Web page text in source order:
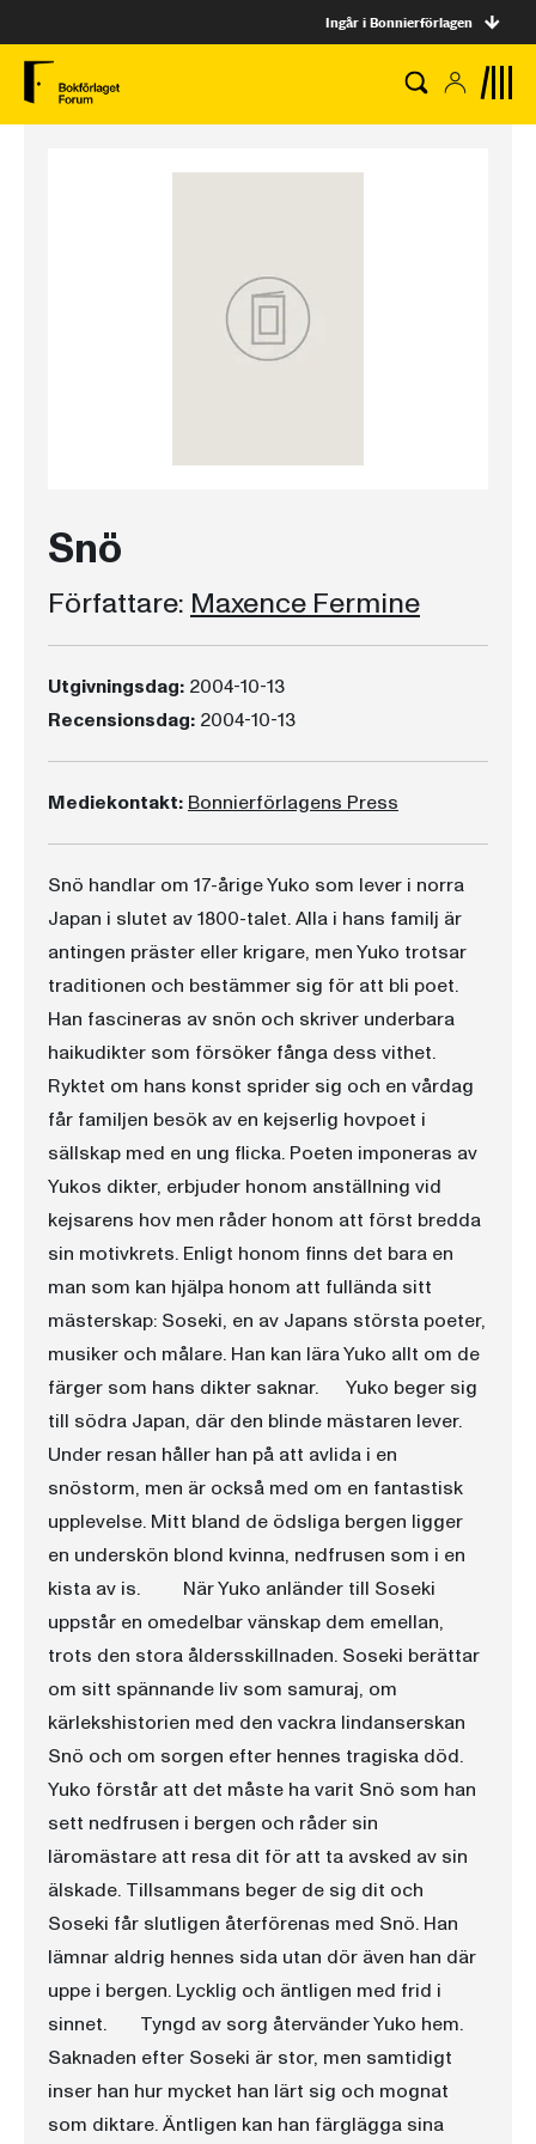
Ingår i Bonnierförlagen
Snö
Författare: Maxence Fermine
Utgivningsdag: 2004-10-13
Recensionsdag: 2004-10-13
Mediekontakt: Bonnierförlagens Press
Snö handlar om 17-årige Yuko som lever i norra
Japan i slutet av 1800-talet. Alla i hans familj är
antingen präster eller krigare, men Yuko trotsar
traditionen och bestämmer sig för att bli poet.
Han fascineras av snön och skriver underbara
haikudikter som försöker fånga dess vithet.
Ryktet om hans konst sprider sig och en vårdag
får familjen besök av en kejserlig hovpoet i
sällskap med en ung flicka. Poeten imponeras av
Yukos dikter, erbjuder honom anställning vid
kejsarens hov men råder honom att först bredda
sin motivkrets. Enligt honom finns det bara en
man som kan hjälpa honom att fullända sitt
mästerskap: Soseki, en av Japans största poeter,
musiker och målare. Han kan lära Yuko allt om de
färger som hans dikter saknar. Yuko beger sig
till södra Japan, där den blinde mästaren lever.
Under resan håller han på att avlida i en
snöstorm, men är också med om en fantastisk
upplevelse. Mitt bland de ödsliga bergen ligger
en underskön blond kvinna, nedfrusen som i en
kista av is. När Yuko anländer till Soseki
uppstår en omedelbar vänskap dem emellan,
trots den stora åldersskillnaden. Soseki berättar
om sitt spännande liv som samuraj, om
kärlekshistorien med den vackra lindanserskan
Snö och om sorgen efter hennes tragiska död.
Yuko förstår att det måste ha varit Snö som han
sett nedfrusen i bergen och råder sin
läromästare att resa dit för att ta avsked av sin
älskade. Tillsammans beger de sig dit och
Soseki får slutligen återförenas med Snö. Han
lämnar aldrig hennes sida utan dör även han där
uppe i bergen. Lycklig och äntligen med frid i
sinnet. Tyngd av sorg återvänder Yuko hem.
Saknaden efter Soseki är stor, men samtidigt
inser han hur mycket han lärt sig och mognat
som diktare. Äntligen kan han färglägga sina